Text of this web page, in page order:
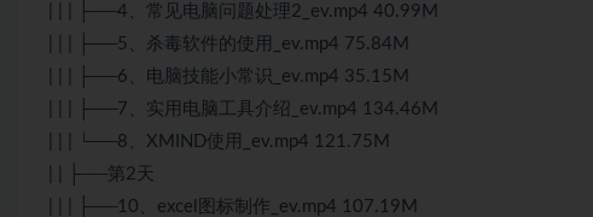
| | | ├──4、常见电脑问题处理2_ev.mp4 40.99M
| | | ├──5、杀毒软件的使用_ev.mp4 75.84M
| | | ├──6、电脑技能小常识_ev.mp4 35.15M
| | | ├──7、实用电脑工具介绍_ev.mp4 134.46M
| | | └──8、XMIND使用_ev.mp4 121.75M
| | ├──第2天
| | | ├──10、excel图标制作_ev.mp4 107.19M